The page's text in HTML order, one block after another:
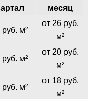
месяц
руб. м²
от 26 руб.
м²
руб. м²
от 20 руб.
м²
руб. м²
от 18 руб.
м²